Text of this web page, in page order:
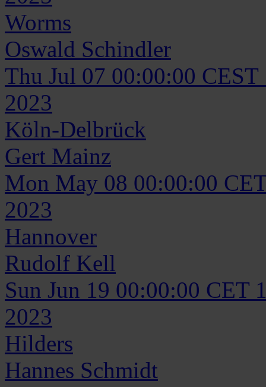
Worms
Oswald Schindler
Thu Jul 07 00:00:00 CEST
2023
Köln-Delbrück
Gert Mainz
Mon May 08 00:00:00
2023
Hannover
Rudolf Kell
Sun Jun 19 00:00:00 CET
2023
Hilders
Hannes Schmidt